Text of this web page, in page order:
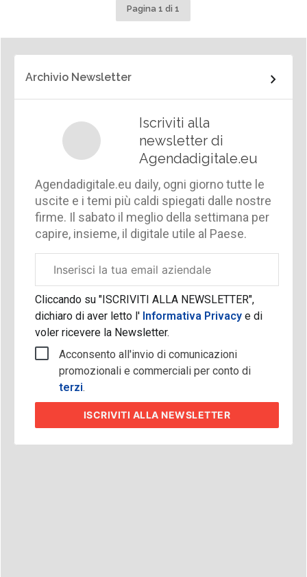
Pagina 1 di 1
Archivio Newsletter
Iscriviti alla
newsletter di
Agendadigitale.eu
Agendadigitale.eu daily, ogni giorno tutte le
uscite e i temi più caldi spiegati dalle nostre
firme. Il sabato il meglio della settimana per
capire, insieme, il digitale utile al Paese.
aziendale
Cliccando su "ISCRIVITI ALLA NEWSLETTER",
dichiaro di aver letto l'Informativa Privacy e di
voler ricevere la Newsletter.
Acconsento all'invio di comunicazioni
promozionali e commerciali per conto di
terzi.
ISCRIVITI ALLA NEWSLETTER